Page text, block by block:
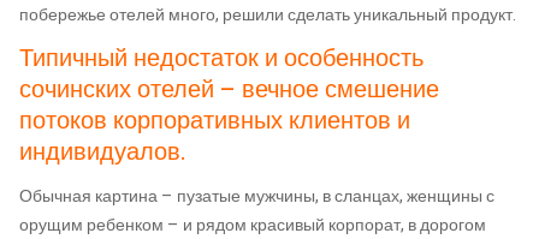
побережье отелей много, решили сделать уникальный продукт.
Типичный недостаток и особенность
сочинских отелей – вечное смешение
потоков корпоративных клиентов и
индивидуалов.
Обычная картина – пузатые мужчины, в сланцах, женщины с
орущим ребенком – и рядом красивый корпорат, в дорогом